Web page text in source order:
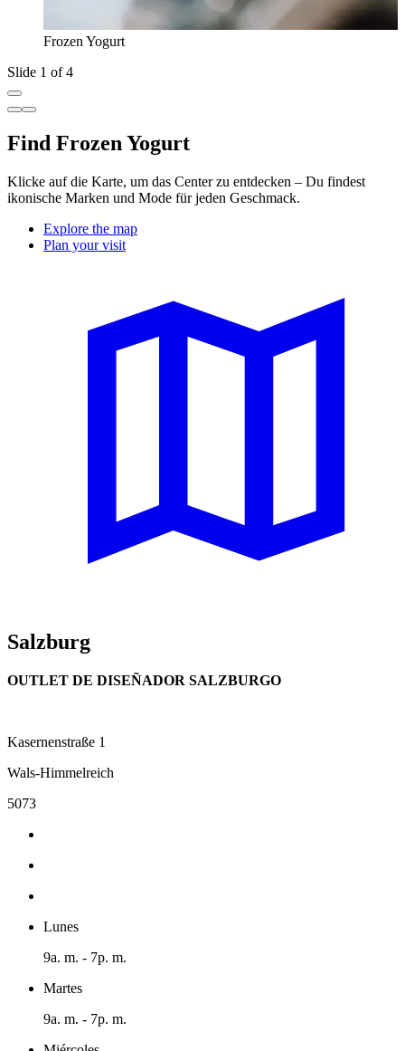
Frozen Yogurt
Slide 1 of 4
Find Frozen Yogurt
Klicke auf die Karte, um das Center zu entdecken – Du findest
ikonische Marken und Mode für jeden Geschmack.
Explore the map
Plan your visit
Salzburg
OUTLET DE DISEÑADOR SALZBURGO
Kasernenstraße 1
Wals-Himmelreich
5073
Lunes
9a. m. - 7p. m.
Martes
9a. m. - 7p. m.